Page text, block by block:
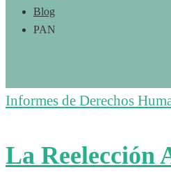
Blog
PAN
Informes de Derechos
La Reelección